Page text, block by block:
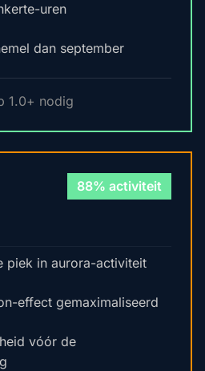
uren
dan september
1.0+ nodig
88% activiteit
piek in aurora-activiteit
effect gemaximaliseerd
vóór de